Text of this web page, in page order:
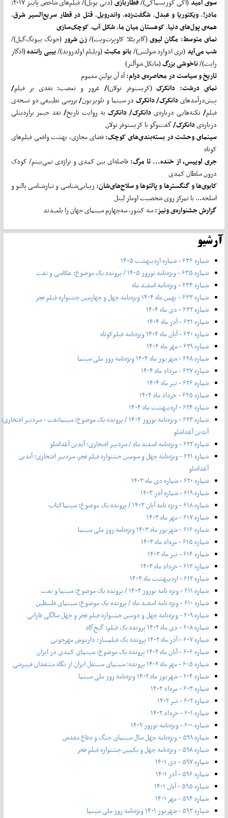
مادر!،ویکتوریا و عبدل،شگفتزده،واندرویل،قتل در قطار سریعالسیر شرق،
همه‌ی پولهای دنیا،کوهستان میان ما،شکل آب،کوچکسازی
نمای متوسط: مگان لیوی(گابریئلا کاوپرت‌ویت)/زن شرور(جونگ بیونگ‌گیل)/
شب میآید(تری ادوارد شولتس)/بانو مکبث(ویلیام اولدروید)/بیبی راننده(ادگار
رایت)/ناخوشی بزرگ(مایکل شوآلتر)
تاریخ و سیاست در محاصره‌ی درام:آه آن بولینِ مغموم
نمای درشت: دانکرک (کریستوفر نولان)/ غرور و تعصب: نقدی بر فیلم/
پیش‌درآمدهایدانکرک/ دانکرکدر سینما و تلویزیون/بررسی تطبیقی دو نسخه‌ی
فیلم/ نکته‌هایی درباره‌ی دانکرک/ دانکرکبه روایت تاریخ/ نقد جیمز براردینلی
درباره‌یدانکرک/گفت‌وگو با کریستوفر نولان
سینمای وحشت در بستهبندیهای کوچک:فضای مجازی، بهشت واقعی فیلم‌های
کوتاه
جری لوییس، از خنده... تا مرگ: فاصله‌ای بین کمدی و تراژدی نمی‌بینم/ کودک
درون سلطان کمدی
کابویها و گنگسترها و پالتوها و سلاحهایشان:زیبایی‌شناسی و تبارشناسی پالتو و
اسلحه... با تمرکز روی شخصیت‌ اومار لیتل
گزارش جشنواره‌ی ونیز:سه کشور، سه‌چهارم سینمای جهان را بلعیدند
آرشیو
شماره ۶۳۶ - شماره اردیبهشت ۱۴۰۵
شماره ۶۳۵ - ویژه‌نامه نوروز ۱۴۰۵ / پرونده یک موضوع: عکاسی و نفت
شماره ۶۳۴ - ویژه‌نامه اسفند ماه
شماره ۶۳۳ - بهمن ماه ۱۴۰۴ ویژه‌نامه چهل‌ و‌ چهارمین جشنواره فیلم فجر
شماره ۶۳۲ - دی ماه ۱۴۰۴
شماره ۶۳۱ - آذر ماه ۱۴۰۴
شماره ۶۳۰ - آبان ماه ۱۴۰۴ ویژه‌نامه فیلم‌کوتاه
شماره ۶۲۹ - مهر ماه ۱۴۰۴
شماره ۶۲۸ - شهریور ماه ۱۴۰۴ ویژه‌نامه روز ملی سینما
شماره ۶۲۷ - مرداد ماه ۱۴۰۴
شماره ۶۲۶ - تیر ماه ۱۴۰۴
شماره ۶۲۵ - خرداد ماه ۱۴۰۴
شماره ۶۲۴ - اردیبهشت ماه ۱۴۰۴
شماره ۶۲۳ - ویژه‌نامه نوروز ۱۴۰۴ / پرونده یک موضوع: سینمانفت - سردبیر افتخاری:
آیدین آغداشلو
شماره ۶۲۲ - ویژه‌نامه اسفند ماه / سردبیر افتخاری: آیدین آغداشلو
شماره ۶۲۱ - ویژه‌نامه چهل‌ و‌ سومین جشنواره فیلم فجر، سردبیر افتخاری: آیدین
آغداشلو
شماره ۶۲۰ - شماره دی ماه ۱۴۰۳
شماره ۶۱۹ - شماره آذر ۱۴۰۳
شماره ۶۱۸ - ویژه نامه آبان ۱۴۰۳ / پرونده یک موضوع: سینماکتاب
شماره ۶۱۷ - مهر ماه ۱۴۰۳
شماره ۶۱۶ - شهریور ماه ۱۴۰۳ ویژه‌نامه روز ملی سینما
شماره ۶۱۵ - مرداد ماه ۱۴۰۳
شماره ۶۱۴ - تیر ماه ۱۴۰۳
شماره ۶۱۳ - خرداد ماه ۱۴۰۳
شماره ۶۱۲ - اردیبهشت ماه ۱۴۰۳
شماره ۶۱۱ - ویژه نامه نوروز ۱۴۰۳ / پرونده یک موضوع: سینما و نفت
شماره ۶۱۰ - ویژه نامه اسفند ماه / پرونده یک موضوع: سینمای فلسطین
شماره ۶۰۹ - ویژه‌نامه چهل و دومین جشنواره فیلم فجر و چهل سالگی فارابی
شماره ۶۰۸ - دی ماه ۱۴۰۲ پرونده یک فیلم: گیج‌گاه
شماره ۶۰۷ - آذر ماه ۱۴۰۲ پرونده یک فیلمساز: داریوش مهرجویی
شماره ۶۰۶ - آبان ماه ۱۴۰۲ پرونده یک موضوع: سینمای کمدی در ایران
شماره ۶۰۵ - مهر ماه ۱۴۰۲ پرونده: سینمای مستقل ایران از نگاه منتقدان فیپرشی
شماره ۶۰۴ - شهریور ماه ۱۴۰۲ ویژه‌نامه روز ملی سینما
شماره ۶۰۳ - مرداد ۱۴۰۲
شماره ۶۰۲ - تیر ۱۴۰۲
شماره ۶۰۱ - خرداد ۱۴۰۲
شماره ۶۰۰ - ویژه‌نامه نوروز ۱۴۰۲
شماره ۵۹۹ - ویژه‌نامه چهل سال سینمای جنگ و دفاع مقدس
شماره ۵۹۸ - ویژه‌نامه چهل و یکمین جشنواره فیلم فجر
شماره ۵۹۷ - دی ۱۴۰۱
شماره ۵۹۶ - آذر ۱۴۰۱
شماره ۵۹۵ - آبان ۱۴۰۱
شماره ۵۹۴ - مهر ۱۴۰۱
شماره ۵۹۳ - شهریور ۱۴۰۱ ویژه‌نامه روز ملی سینما